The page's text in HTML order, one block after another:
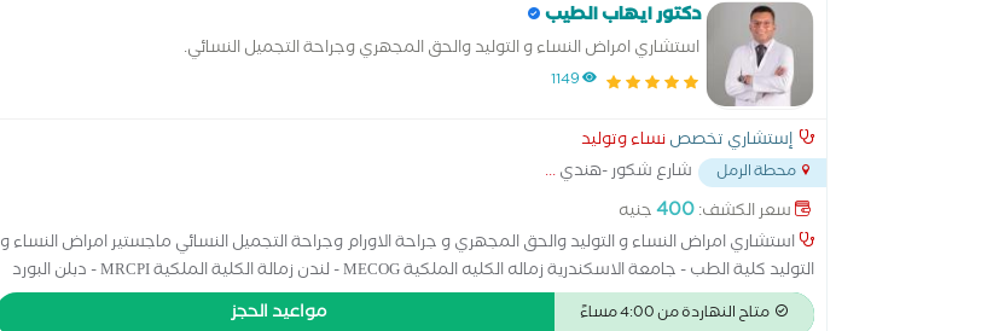
دكتور ايهاب الطيب
استشاري امراض النساء و التوليد والحق المجهري وجراحة التجميل النسائي.
1149
إستشاري تخصصنساء وتوليد
محطة الرمل شارع شكور -هندي...
سعر الكشف:400جنيه
استشاري امراض النساء و التوليد والحق المجهري و جراحة الاورام وجراحة التجميل النسائي ماجستير امراض النساء و
التوليد كلية الطب - جامعة الاسكندرية زماله الكليه الملكية MECOG - لندن زمالة الكلية الملكية MRCPI - دبلن البورد
الاوربي لامراض النساء و التوليد EBCOG - بروكسل - بلجيكا
متاح النهاردة من 4:00 مساءً مواعيد الحجز